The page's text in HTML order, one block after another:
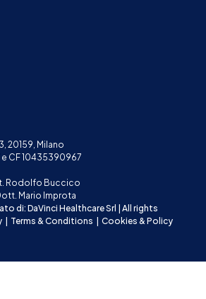
20159, Milano
e CF 10435390967
Rodolfo Buccico
Mario Improta
di: DaVinci Healthcare Srl | All rights
| Terms & Conditions | Cookies & Policy